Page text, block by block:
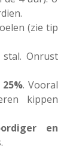
(zie tip
Onrust
. Vooral
kippen
en